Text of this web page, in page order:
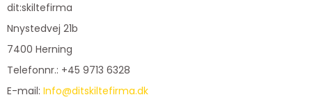
dit:skiltefirma
Nnystedvej 21b
7400 Herning
Telefonnr.: +45 9713 6328
E-mail: Info@ditskiltefirma.dk